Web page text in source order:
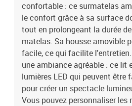
confortable : ce surmatelas
le confort grâce à sa surface
tout en prolongeant la durée
matelas. Sa housse amovible
facile, ce qui facilite
une ambiance agréable : ce lit
lumières LED qui peuvent être
pour créer un spectacle
Vous pouvez personnaliser les